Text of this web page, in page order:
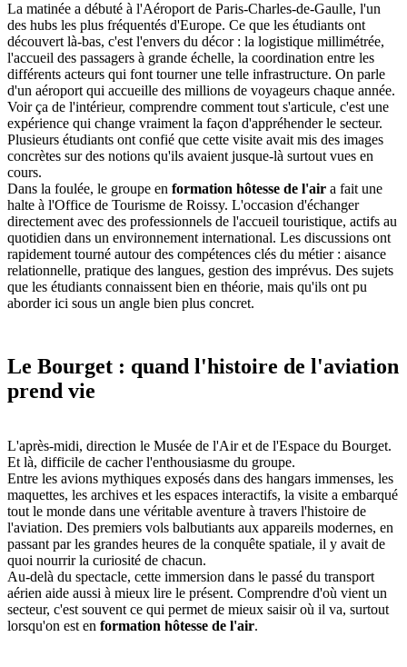
La matinée a débuté à l'Aéroport de Paris-Charles-de-Gaulle, l'un
des hubs les plus fréquentés d'Europe. Ce que les étudiants ont
découvert là-bas, c'est l'envers du décor : la logistique millimétrée,
l'accueil des passagers à grande échelle, la coordination entre les
différents acteurs qui font tourner une telle infrastructure. On parle
d'un aéroport qui accueille des millions de voyageurs chaque année.
Voir ça de l'intérieur, comprendre comment tout s'articule, c'est une
expérience qui change vraiment la façon d'appréhender le secteur.
Plusieurs étudiants ont confié que cette visite avait mis des images
concrètes sur des notions qu'ils avaient jusque-là surtout vues en
cours.
Dans la foulée, le groupe en formation hôtesse de l'air a fait une
halte à l'Office de Tourisme de Roissy. L'occasion d'échanger
directement avec des professionnels de l'accueil touristique, actifs au
quotidien dans un environnement international. Les discussions ont
rapidement tourné autour des compétences clés du métier : aisance
relationnelle, pratique des langues, gestion des imprévus. Des sujets
que les étudiants connaissent bien en théorie, mais qu'ils ont pu
aborder ici sous un angle bien plus concret.
Le Bourget : quand l'histoire de l'aviation
prend vie
L'après-midi, direction le Musée de l'Air et de l'Espace du Bourget.
Et là, difficile de cacher l'enthousiasme du groupe.
Entre les avions mythiques exposés dans des hangars immenses, les
maquettes, les archives et les espaces interactifs, la visite a embarqué
tout le monde dans une véritable aventure à travers l'histoire de
l'aviation. Des premiers vols balbutiants aux appareils modernes, en
passant par les grandes heures de la conquête spatiale, il y avait de
quoi nourrir la curiosité de chacun.
Au-delà du spectacle, cette immersion dans le passé du transport
aérien aide aussi à mieux lire le présent. Comprendre d'où vient un
secteur, c'est souvent ce qui permet de mieux saisir où il va, surtout
lorsqu'on est en formation hôtesse de l'air.